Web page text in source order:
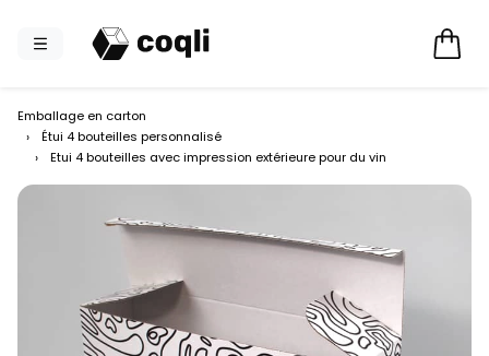
Emballage en carton
›
Étui 4 bouteilles personnalisé
›
Etui 4 bouteilles avec impression extérieure pour du vin